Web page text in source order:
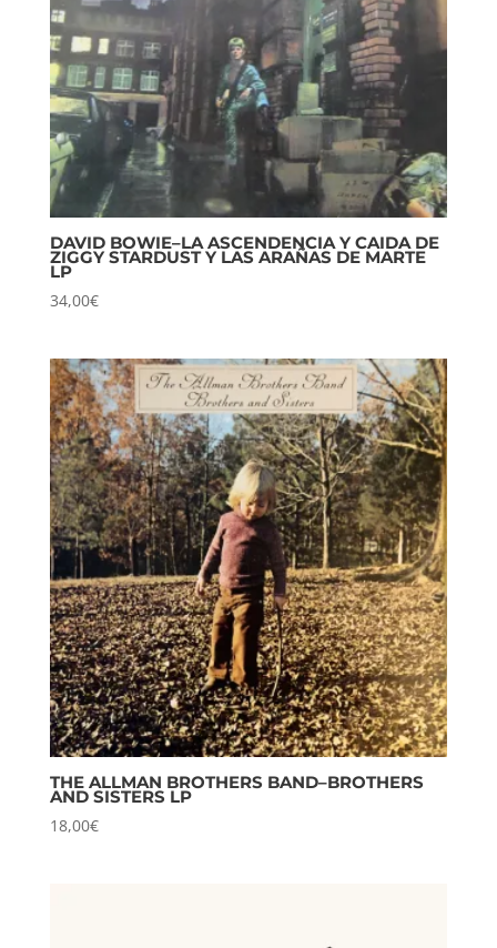
DAVID BOWIE–LA ASCENDENCIA Y CAIDA DE
ZIGGY STARDUST Y LAS ARAÑAS DE MARTE
LP
34,00€
THE ALLMAN BROTHERS BAND–BROTHERS
AND SISTERS LP
18,00€